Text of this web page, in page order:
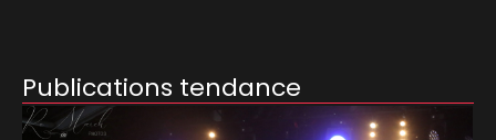
Publications tendance